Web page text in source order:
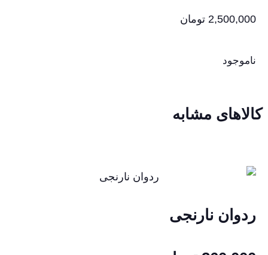
2,500,000 تومان
ناموجود
کالاهای مشابه
ردوان نارنجی